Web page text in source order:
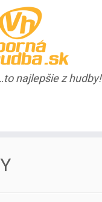
najlepšie z hudby!